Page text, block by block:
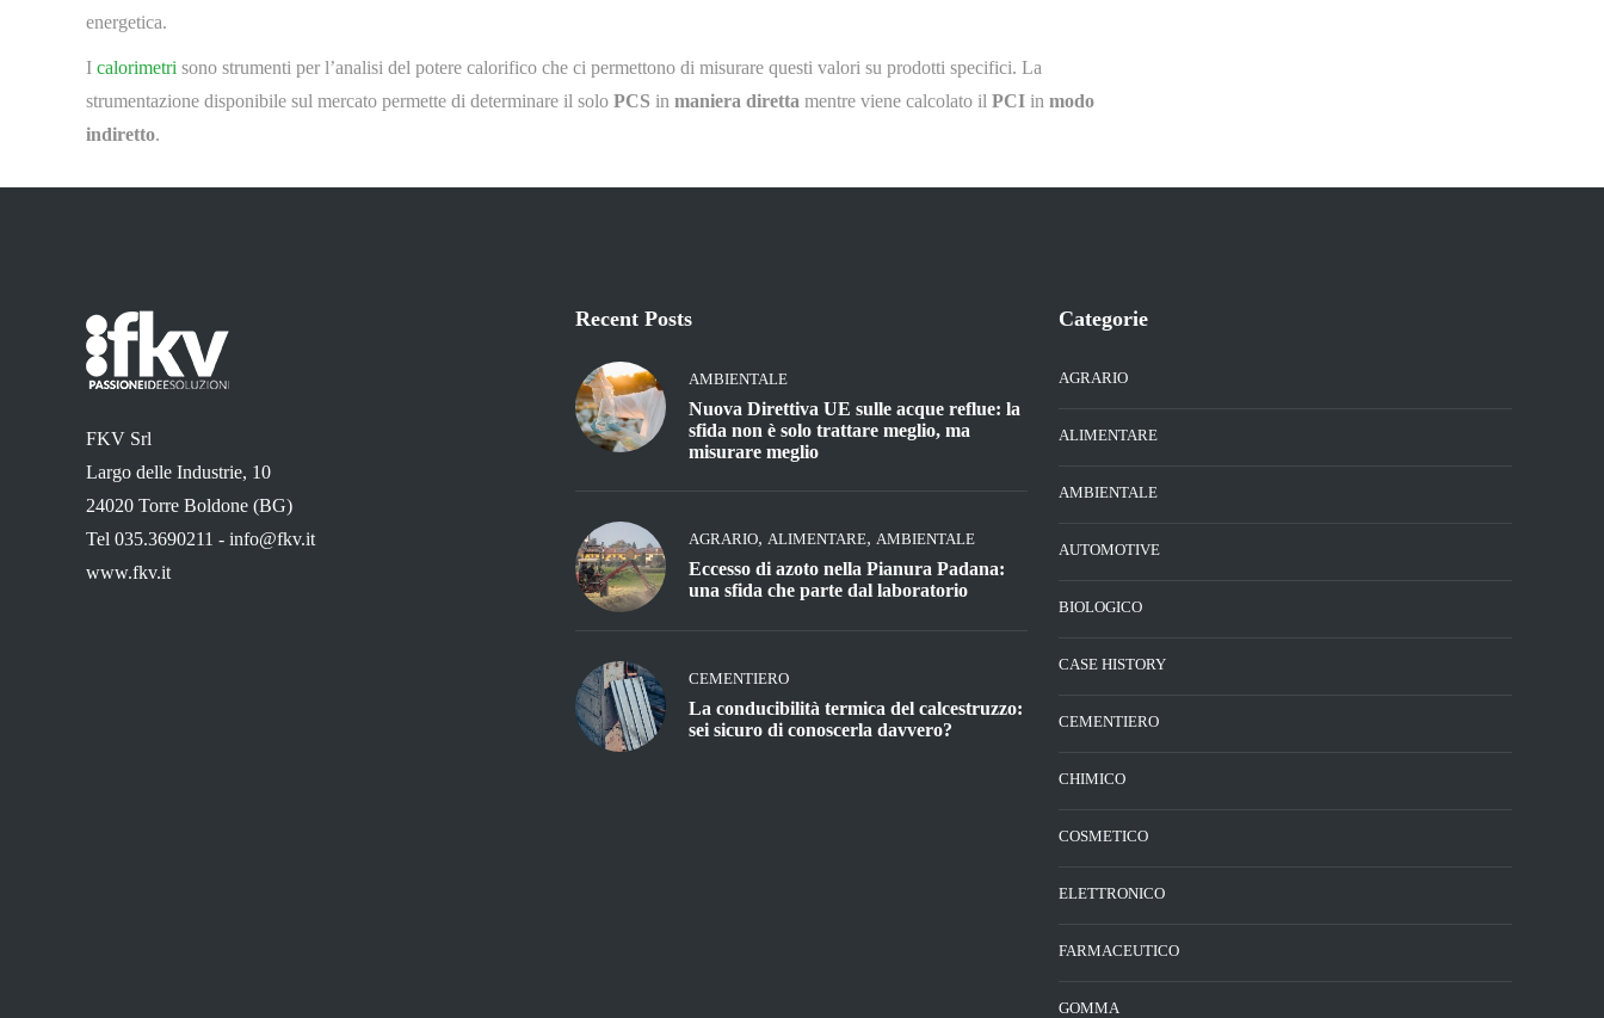
energetica.
I calorimetri sono strumenti per l’analisi del potere calorifico che ci permettono di misurare questi valori su prodotti specifici. La
strumentazione disponibile sul mercato permette di determinare il solo PCS in maniera diretta mentre viene calcolato il PCI in modo
indiretto.
FKV Srl
Largo delle Industrie, 10
24020 Torre Boldone (BG)
Tel 035.3690211 - info@fkv.it
www.fkv.it
Recent Posts
AMBIENTALE
Nuova Direttiva UE sulle acque reflue: la
sfida non è solo trattare meglio, ma
misurare meglio
AGRARIO, ALIMENTARE, AMBIENTALE
Eccesso di azoto nella Pianura Padana:
una sfida che parte dal laboratorio
CEMENTIERO
La conducibilità termica del calcestruzzo:
sei sicuro di conoscerla davvero?
Categorie
AGRARIO
ALIMENTARE
AMBIENTALE
AUTOMOTIVE
BIOLOGICO
CASE HISTORY
CEMENTIERO
CHIMICO
COSMETICO
ELETTRONICO
FARMACEUTICO
GOMMA